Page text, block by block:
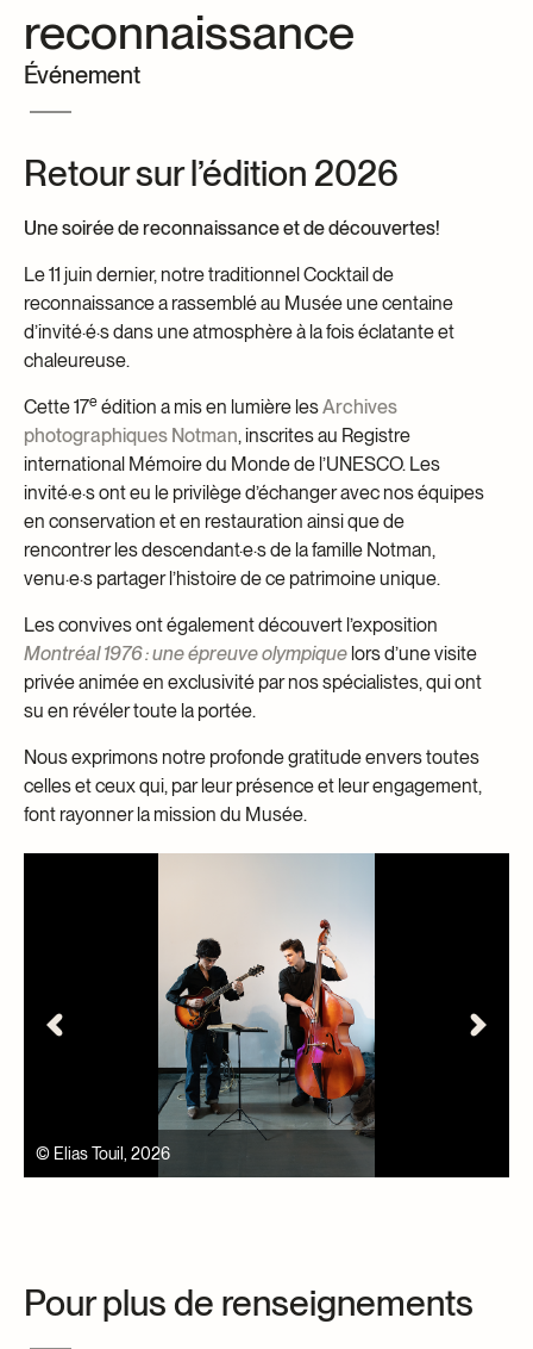
Centre d’archives et de documentation
Façons de donner
Devenir bénévole
Jeune McCord philanthrope
reconnaissance
Événement
Retour sur l’édition 2026
Une soirée de reconnaissance et de découvertes!
Le 11 juin dernier, notre traditionnel Cocktail de
reconnaissance a rassemblé au Musée une centaine
d’invité·é·s dans une atmosphère à la fois éclatante et
chaleureuse.
Cette 17e édition a mis en lumière lesArchives
photographiques Notman, inscrites au Registre
international Mémoire du Monde de l’UNESCO. Les
invité·e·s ont eu le privilège d’échanger avec nos équipes
en conservation et en restauration ainsi que de
rencontrer les descendant·e·s de la famille Notman,
venu·e·s partager l’histoire de ce patrimoine unique.
Les convives ont également découvert l’exposition
Montréal 1976 : une épreuve olympique lors d’une visite
privée animée en exclusivité par nos spécialistes, qui ont
su en révéler toute la portée.
Nous exprimons notre profonde gratitude envers toutes
celles et ceux qui, par leur présence et leur engagement,
font rayonner la mission du Musée.
© Elias Touil, 2026
Pour plus de renseignements